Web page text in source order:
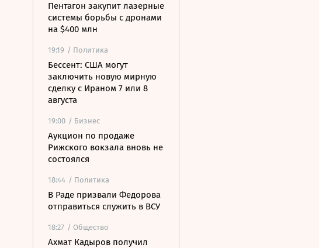
Пентагон закупит лазерные
системы борьбы с дронами
на $400 млн
19:19 / Политика
Бессент: США могут
заключить новую мирную
сделку с Ираном 7 или 8
августа
19:00 / Бизнес
Аукцион по продаже
Рижского вокзала вновь не
состоялся
18:44 / Политика
В Раде призвали Федорова
отправиться служить в ВСУ
18:27 / Общество
Ахмат Кадыров получил